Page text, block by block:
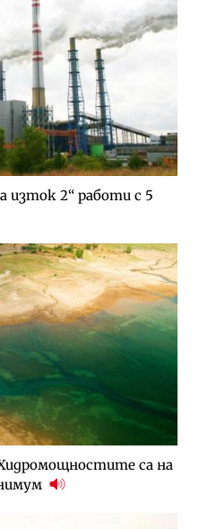
2“ работи с 5
са на